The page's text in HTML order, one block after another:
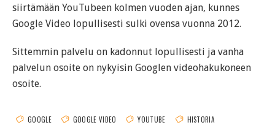
siirtämään YouTubeen kolmen vuoden ajan, kunnes
Google Video lopullisesti sulki ovensa vuonna 2012.
Sittemmin palvelu on kadonnut lopullisesti ja vanha
palvelun osoite on nykyisin Googlen videohakukoneen
osoite.
GOOGLE GOOGLE VIDEO YOUTUBE HISTORIA